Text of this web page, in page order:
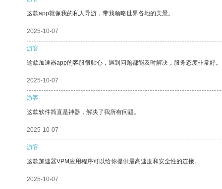
这款app就像我的私人导游，带我领略世界各地的美景。
2025-10-07
游客
这款加速器app的客服很贴心，遇到问题都能及时解决，服务态度非常好。
2025-10-07
游客
这款软件简直是神器，解决了我所有问题。
2025-10-07
游客
这款加速器VPM应用程序可以给你提供最高速度和安全性的连接。
2025-10-07